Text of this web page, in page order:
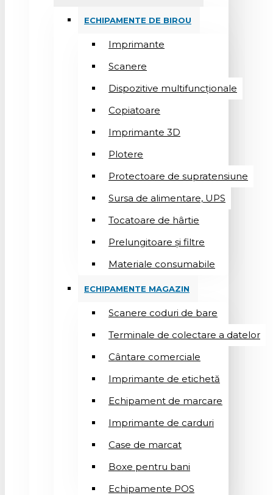
ECHIPAMENTE DE BIROU
Imprimante
Scanere
Dispozitive multifuncționale
Copiatoare
Imprimante 3D
Plotere
Protectoare de supratensiune
Sursa de alimentare, UPS
Tocatoare de hârtie
Prelungitoare și filtre
Materiale consumabile
ECHIPAMENTE MAGAZIN
Scanere coduri de bare
Terminale de colectare a datelor
Cântare comerciale
Imprimante de etichetă
Echipament de marcare
Imprimante de carduri
Case de marcat
Boxe pentru bani
Echipamente POS